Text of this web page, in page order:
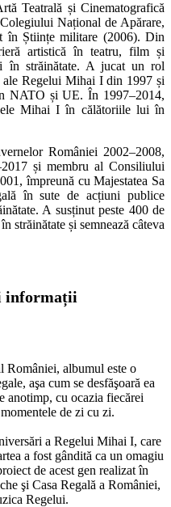
Teatrală și Cinematografică
Național de Apărare,
în Științe militare (2006). Din
artistică în teatru, film și
în străinătate. A jucat un rol
Regelui Mihai I din 1997 și
NATO și UE. În 1997–2014,
Mihai I în călătoriile lui în
României 2002–2008,
și membru al Consiliului
împreună cu Majestatea Sa
în sute de acțiuni publice
A susținut peste 400 de
străinătate și semnează câteva
informații
României, albumul este o
aşa cum se desfăşoară ea
anotimp, cu ocazia fiecărei
de zi cu zi.
a Regelui Mihai I, care
a fost gândită ca un omagiu
de acest gen realizat în
şi Casa Regală a României,
Regelui.